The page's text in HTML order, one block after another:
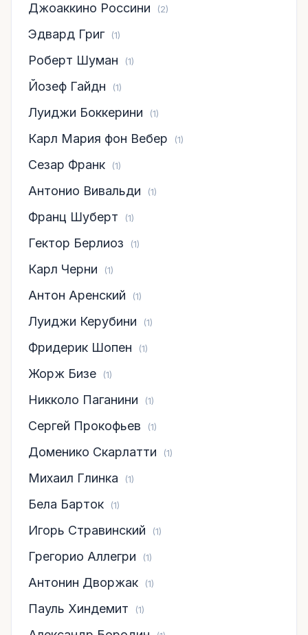
Джоаккино Россини (2)
Эдвард Григ (1)
Роберт Шуман (1)
Йозеф Гайдн (1)
Луиджи Боккерини (1)
Карл Мария фон Вебер (1)
Сезар Франк (1)
Антонио Вивальди (1)
Франц Шуберт (1)
Гектор Берлиоз (1)
Карл Черни (1)
Антон Аренский (1)
Луиджи Керубини (1)
Фридерик Шопен (1)
Жорж Бизе (1)
Никколо Паганини (1)
Сергей Прокофьев (1)
Доменико Скарлатти (1)
Михаил Глинка (1)
Бела Барток (1)
Игорь Стравинский (1)
Грегорио Аллегри (1)
Антонин Дворжак (1)
Пауль Хиндемит (1)